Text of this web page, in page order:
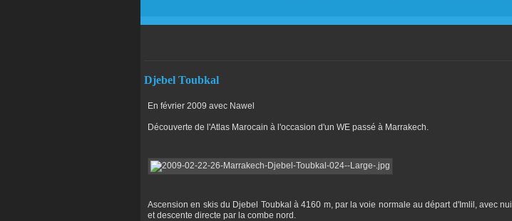
Djebel Toubkal
En février 2009 avec Nawel
Découverte de l'Atlas Marocain à l'occasion d'un WE passé à Marrakech.
Ascension en skis du Djebel Toubkal à 4160 m, par la voie normale au départ d'Imlil, avec
et descente directe par la combe nord.